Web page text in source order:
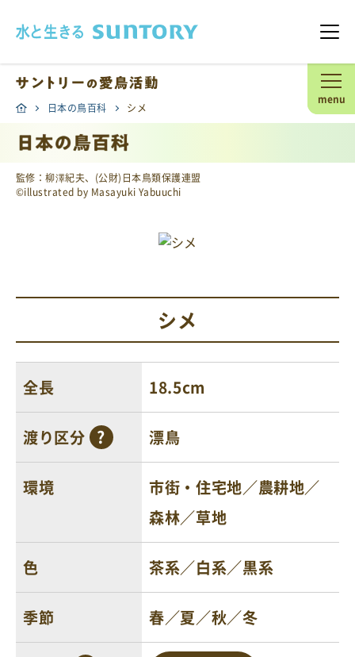
メ
menu
日本の鳥百科 シメ
監修：柳澤紀夫、(公財)日本鳥類保護連盟
©illustrated by Masayuki Yabuuchi
シメ
全長 18.5cm
渡り区分 漂鳥
環境
市街・住宅地／農耕地／
森林／草地
色 茶系／白系／黒系
季節 春／夏／秋／冬